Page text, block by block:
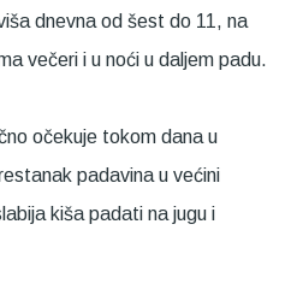
dnevna od šest do 11, na
večeri i u noći u daljem padu.
očekuje tokom dana u
padavina u većini
kiša padati na jugu i